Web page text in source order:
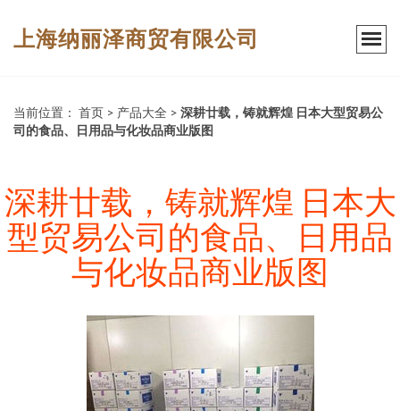
上海纳丽泽商贸有限公司
当前位置： 首页 > 产品大全 > 深耕廿载，铸就辉煌 日本大型贸易公
司的食品、日用品与化妆品商业版图
深耕廿载，铸就辉煌 日本大
型贸易公司的食品、日用品
与化妆品商业版图